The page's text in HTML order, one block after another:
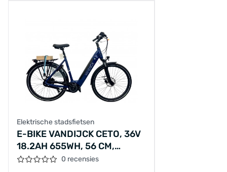
Elektrische stadsfietsen
E-BIKE VANDIJCK CETO, 36V
18.2AH 655WH, 56 CM,
BLAUW
0 recensies